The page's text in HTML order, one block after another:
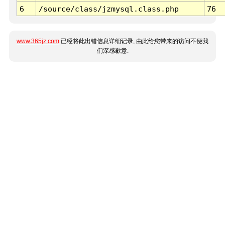
6
/source/class/jzmysql.class.php 76
www.365jz.com 已经将此出错信息详细记录, 由此给您带来的访问不便我
们深感歉意.